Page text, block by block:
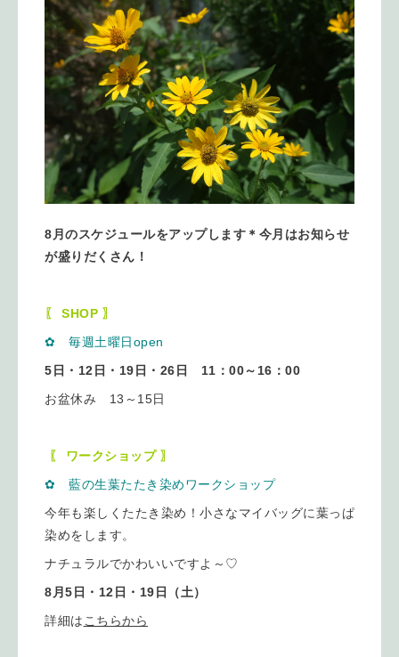
8月のスケジュールをアップします＊今月はお知らせ
が盛りだくさん！
〖 SHOP 〗
✿ 毎週土曜日open
5日・12日・19日・26日 11：00～16：00
お盆休み 13～15日
〖 ワークショップ 〗
✿ 藍の生葉たたき染めワークショップ
今年も楽しくたたき染め！小さなマイバッグに葉っぱ
染めをします。
ナチュラルでかわいいですよ～♡
8月5日・12日・19日（土）
詳細は こちらから